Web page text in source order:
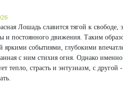
Лошадь славится тягой к
и постоянного движения. Таким
яркими событиями, глубокими
с ним стихия огня. Однако
тепло, страсть и энтузиазм, с